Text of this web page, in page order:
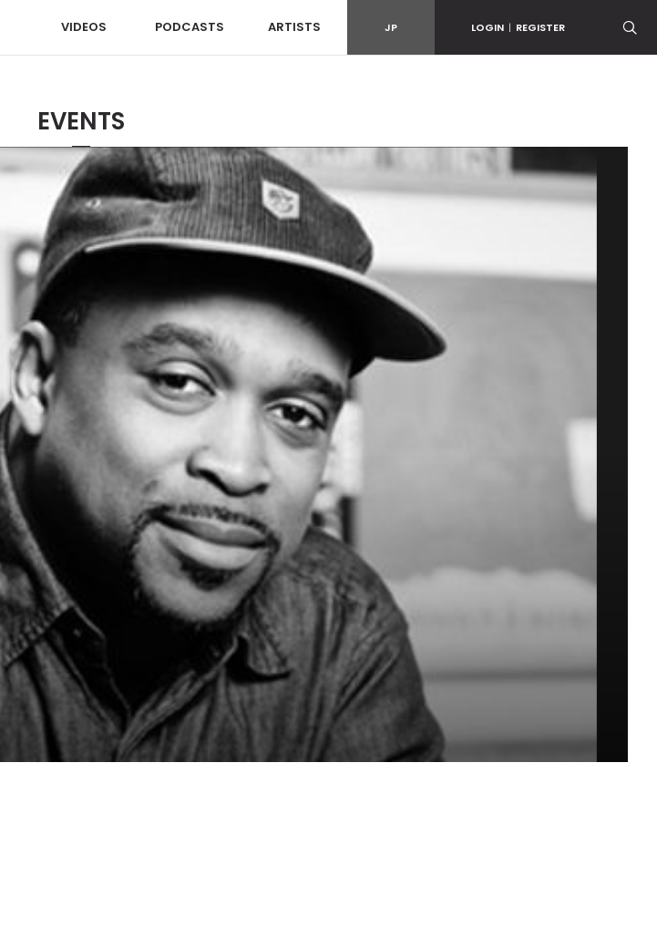
VIDEOS PODCASTS ARTISTS JP LOGIN | REGISTER
EVENTS